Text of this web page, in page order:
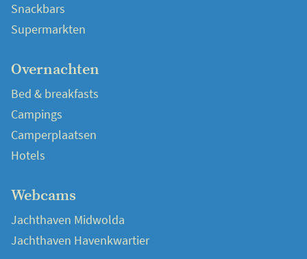
Snackbars
Supermarkten
Overnachten
Bed & breakfasts
Campings
Camperplaatsen
Hotels
Webcams
Jachthaven Midwolda
Jachthaven Havenkwartier